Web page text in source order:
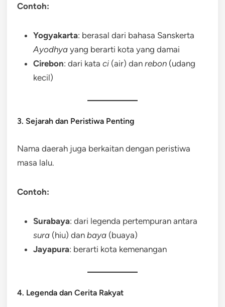
Contoh:
Yogyakarta: berasal dari bahasa Sanskerta
Ayodhya yang berarti kota yang damai
Cirebon: dari kata ci (air) dan rebon (udang
kecil)
3. Sejarah dan Peristiwa Penting
Nama daerah juga berkaitan dengan peristiwa
masa lalu.
Contoh:
Surabaya: dari legenda pertempuran antara
sura (hiu) dan baya (buaya)
Jayapura: berarti kota kemenangan
4. Legenda dan Cerita Rakyat